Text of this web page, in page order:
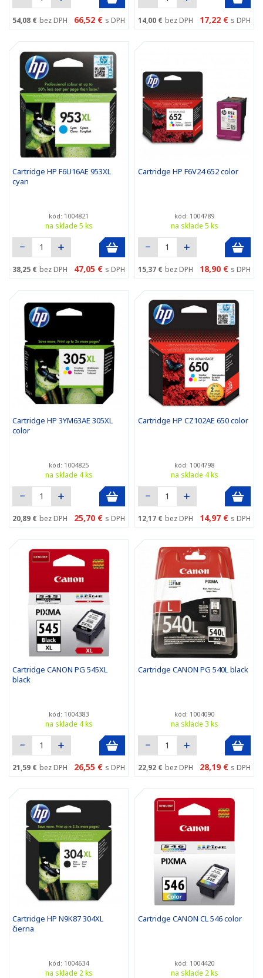
54,08 € bez DPH 66,52 € s DPH 14,00 € bez DPH 17,22 € s DPH
Cartridge HP F6U16AE 953XL
cyan
kód: 1004821
na sklade 5 ks
38,25 € bez DPH 47,05 € s DPH
Cartridge HP F6V24 652 color
kód: 1004789
na sklade 5 ks
15,37 € bez DPH 18,90 € s DPH
Cartridge HP 3YM63AE 305XL
color
kód: 1004825
na sklade 4 ks
20,89 € bez DPH 25,70 € s DPH
Cartridge HP CZ102AE 650 color
kód: 1004798
na sklade 4 ks
12,17 € bez DPH 14,97 € s DPH
Cartridge CANON PG 545XL
black
kód: 1004383
na sklade 4 ks
21,59 € bez DPH 26,55 € s DPH
Cartridge CANON PG 540L black
kód: 1004090
na sklade 3 ks
22,92 € bez DPH 28,19 € s DPH
Cartridge HP N9K87 304XL
čierna
kód: 1004634
na sklade 2 ks
Cartridge CANON CL 546 color
kód: 1004420
na sklade 2 ks